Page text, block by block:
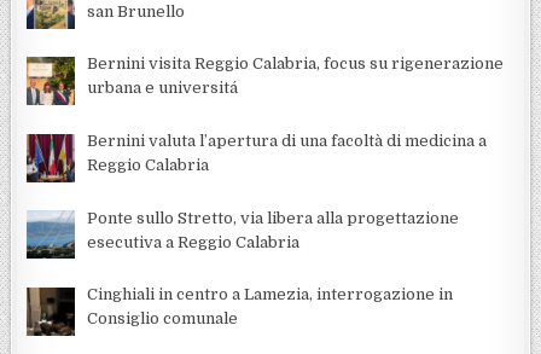
san Brunello
Bernini visita Reggio Calabria, focus su rigenerazione
urbana e universitá
Bernini valuta l’apertura di una facoltà di medicina a
Reggio Calabria
Ponte sullo Stretto, via libera alla progettazione
esecutiva a Reggio Calabria
Cinghiali in centro a Lamezia, interrogazione in
Consiglio comunale